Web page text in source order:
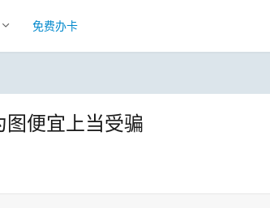
免费办卡
图便宜上当受骗